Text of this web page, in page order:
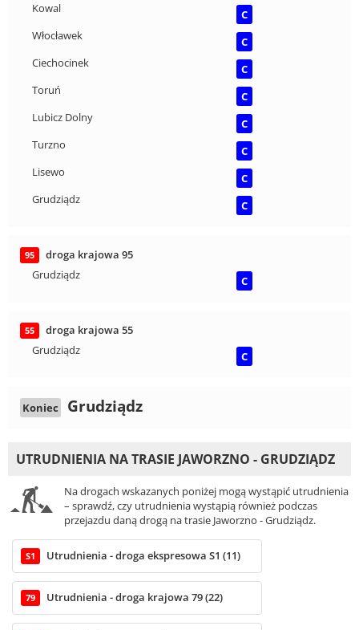
Kowal
C
Włocławek
C
Ciechocinek
C
Toruń
C
Lubicz Dolny
C
Turzno
C
Lisewo
C
Grudziądz
C
95
droga krajowa 95
Grudziądz
C
55
droga krajowa 55
Grudziądz
C
Koniec Grudziądz
UTRUDNIENIA NA TRASIE JAWORZNO - GRUDZIĄDZ
Na drogach wskazanych poniżej mogą wystąpić utrudnienia
– sprawdź, czy utrudnienia wystąpią również podczas
przejazdu daną drogą na trasie Jaworzno - Grudziądz.
S1 Utrudnienia - droga ekspresowa S1 (11)
79 Utrudnienia - droga krajowa 79 (22)